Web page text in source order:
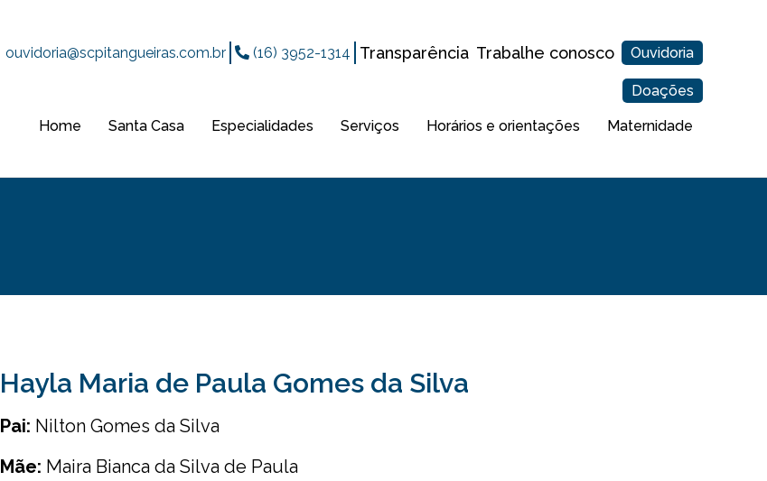
ouvidoria@scpitangueiras.com.br (16) 3952-1314 Transparência Trabalhe conosco Ouvidoria
Doações
Home Santa Casa Especialidades Serviços Horários e orientações Maternidade
Hayla Maria de Paula Gomes da Silva
Pai: Nilton Gomes da Silva
Mãe: Maira Bianca da Silva de Paula